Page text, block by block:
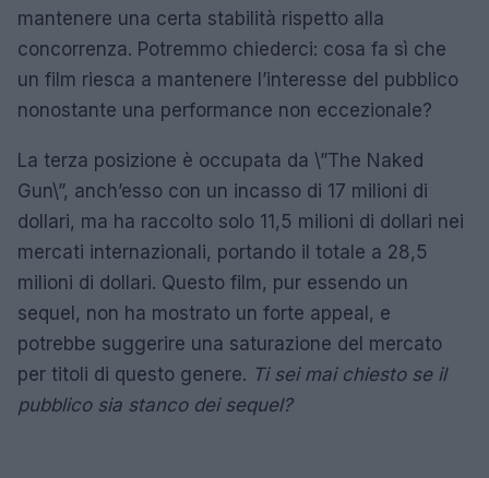
mantenere una certa stabilità rispetto alla
concorrenza. Potremmo chiederci: cosa fa sì che
un film riesca a mantenere l’interesse del pubblico
nonostante una performance non eccezionale?
La terza posizione è occupata da \”The Naked
Gun\”, anch’esso con un incasso di 17 milioni di
dollari, ma ha raccolto solo 11,5 milioni di dollari nei
mercati internazionali, portando il totale a 28,5
milioni di dollari. Questo film, pur essendo un
sequel, non ha mostrato un forte appeal, e
potrebbe suggerire una saturazione del mercato
per titoli di questo genere. Ti sei mai chiesto se il
pubblico sia stanco dei sequel?